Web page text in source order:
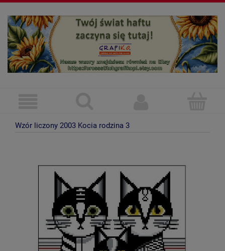
Wzór liczony 2003 Kocia rodzina 3